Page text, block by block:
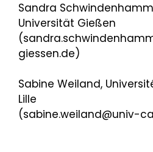
Sandra
Universität Gießen
giessen.de)
Sabine Weiland,
Lille
(sabine.weiland@univ-